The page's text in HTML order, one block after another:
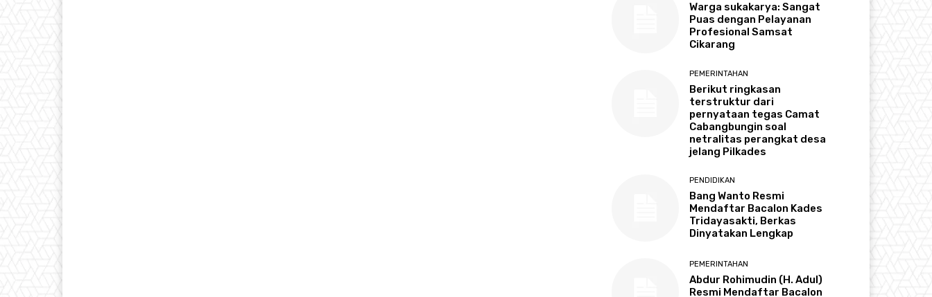
Warga sukakarya: Sangat
Puas dengan Pelayanan
Profesional Samsat
Cikarang
PEMERINTAHAN
Berikut ringkasan
terstruktur dari
pernyataan tegas Camat
Cabangbungin soal
netralitas perangkat desa
jelang Pilkades
PENDIDIKAN
Bang Wanto Resmi
Mendaftar Bacalon Kades
Tridayasakti, Berkas
Dinyatakan Lengkap
PEMERINTAHAN
Abdur Rohimudin (H. Adul)
Resmi Mendaftar Bacalon